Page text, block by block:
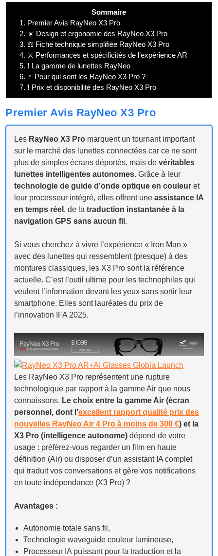
Sommaire
1. Premier Avis RayNeo X3 Pro
2. ☀️ Design et ergonomie des RayNeo X3 Pro
3. ⚖️ Fiche technique simplifiée RayNeo X3 Pro
4. ⚔️ Performances et spécificités de l’expérience AR
5. ❗ La gamme de lunettes RayNeo
6. ♀️ Pour qui sont les RayNeo X3 Pro ?
7. ❗ Prix et disponibilité des RayNeo X3 Pro
Premier Avis RayNeo X3 Pro
Les RayNeo X3 Pro marquent un tournant important
sur le marché des lunettes connectées car ce ne sont
plus de simples écrans déportés, mais de véritables
lunettes intelligentes autonomes. Grâce à leur
technologie de guide d’onde optique en couleur et
leur processeur intégré, elles offrent uneassistance IA
en temps réel , de latraduction instantanée à la
navigation GPS sans aucun fil .
Si vous cherchez à vivre l’expérience « Iron Man »
avec des lunettes qui ressemblent (presque) à des
montures classiques, les X3 Pro sont la référence
actuelle. C’est l’outil ultime pour les technophiles qui
veulent l’information devant les yeux sans sortir leur
smartphone. Elles sont lauréates du prix de
l’innovation IFA 2025.
Les RayNeo X3 Pro représentent une rupture
technologique par rapport à la gamme Air que nous
connaissons. Le choix entre la gamme Air (écran
personnel, dont l’excellent rapport qualité prix des
nouvelles RayNeo Air 4 Pro à moins de 300 €) et la
X3 Pro (intelligence autonome) dépend de votre
usage : préférez-vous regarder un film en haute
définition (Air) ou disposer d’un assistant IA complet
qui traduit vos conversations et gère vos notifications
en toute indépendance (X3 Pro) ?
Avantages :
Autonomie totale sans fil,
Technologie waveguide couleur lumineuse,
Processeur IA puissant pour la traduction et la